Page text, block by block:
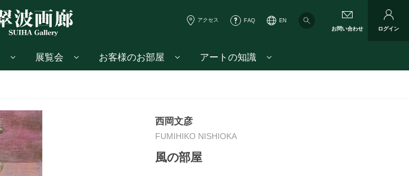
アクセス FAQ
EN
お問い合わせ
ログイン
展覧会 お客様のお部屋 アートの知識
西岡文彦
FUMIHIKO NISHIOKA
風の部屋